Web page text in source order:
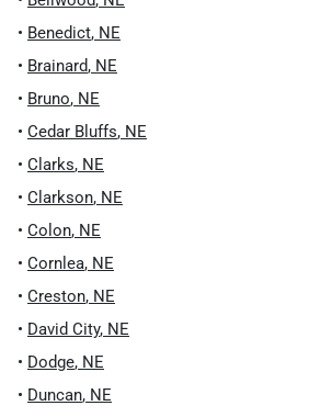
• Benedict, NE
• Brainard, NE
• Bruno, NE
• Cedar Bluffs, NE
• Clarks, NE
• Clarkson, NE
• Colon, NE
• Cornlea, NE
• Creston, NE
• David City, NE
• Dodge, NE
• Duncan, NE